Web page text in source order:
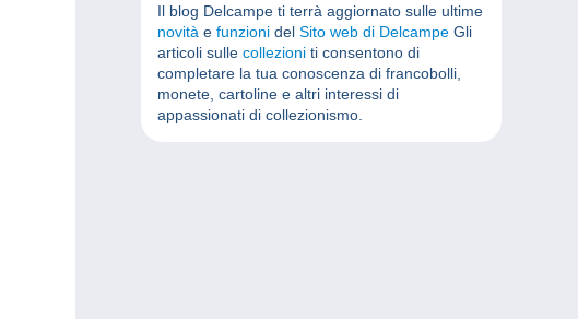
Il blog Delcampe ti terrà aggiornato sulle ultime
novità e funzioni del Sito web di Delcampe Gli
articoli sulle collezioni ti consentono di
completare la tua conoscenza di francobolli,
monete, cartoline e altri interessi di
appassionati di collezionismo.